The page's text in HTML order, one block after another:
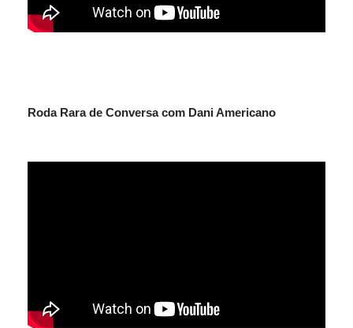
Roda Rara de Conversa com Dani Americano